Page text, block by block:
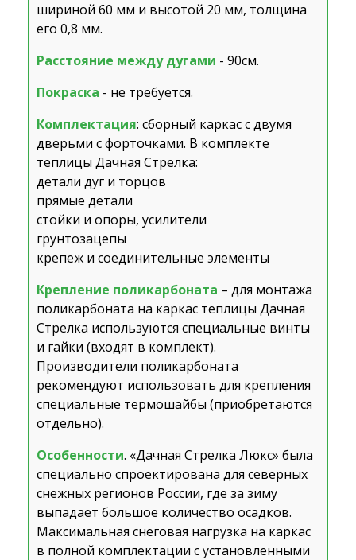
шириной 60 мм и высотой 20 мм, толщина
его 0,8 мм.
Расстояние между дугами - 90см.
Покраска - не требуется.
Комплектация: сборный каркас с двумя
дверьми с форточками. В комплекте
теплицы Дачная Стрелка:
детали дуг и торцов
прямые детали
стойки и опоры, усилители
грунтозацепы
крепеж и соединительные элементы
Крепление поликарбоната – для монтажа
поликарбоната на каркас теплицы Дачная
Стрелка используются специальные винты
и гайки (входят в комплект).
Производители поликарбоната
рекомендуют использовать для крепления
специальные термошайбы (приобретаются
отдельно).
Особенности. «Дачная Стрелка Люкс» была
специально спроектирована для северных
снежных регионов России, где за зиму
выпадает большое количество осадков.
Максимальная снеговая нагрузка на каркас
в полной комплектации с установленными